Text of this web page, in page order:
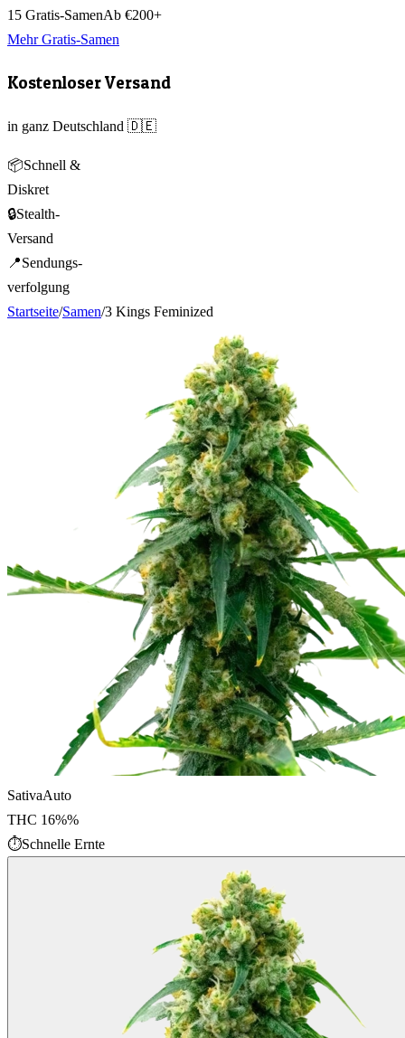
15 Gratis-SamenAb €200+
Mehr Gratis-Samen
Kostenloser Versand
in ganz Deutschland 🇩🇪
📦Schnell &
Diskret
🔒Stealth-
Versand
📍Sendungs-
verfolgung
Startseite/Samen/3 Kings Feminized
SativaAuto
THC 16%%
⏱Schnelle Ernte